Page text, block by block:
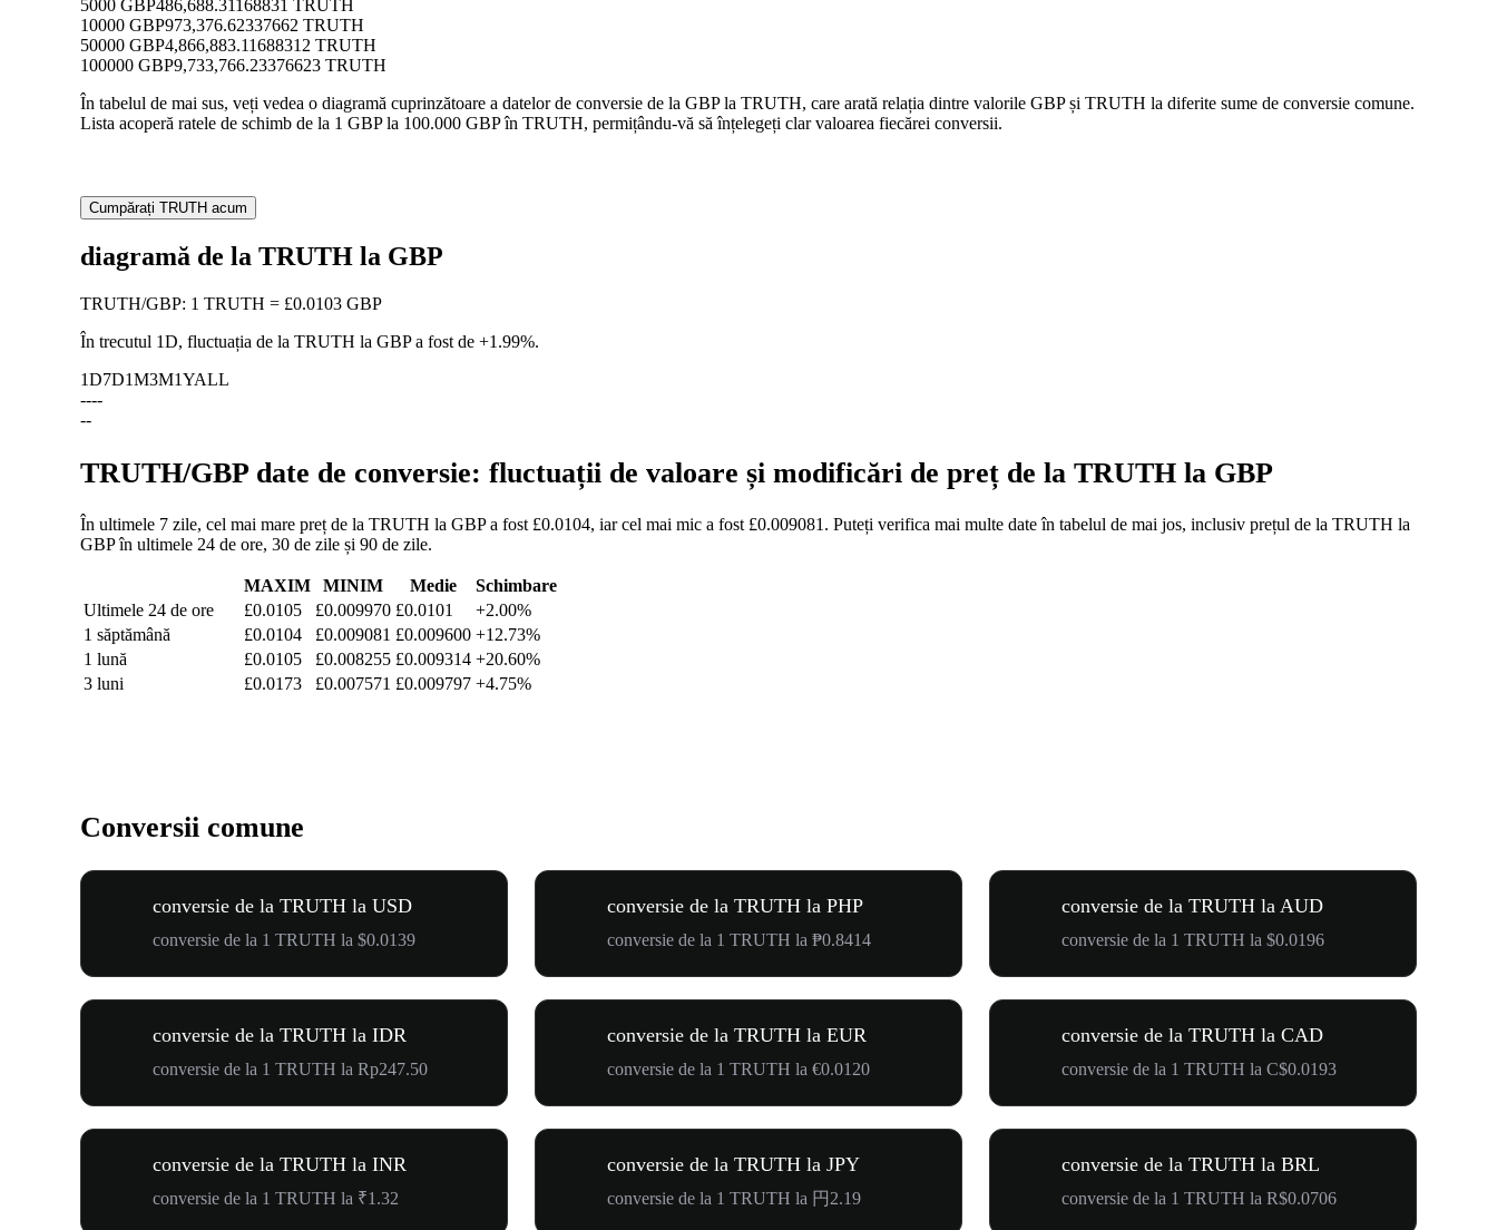
5000 GBP486,688.31168831 TRUTH
10000 GBP973,376.62337662 TRUTH
50000 GBP4,866,883.11688312 TRUTH
100000 GBP9,733,766.23376623 TRUTH
În tabelul de mai sus, veți vedea o diagramă cuprinzătoare a datelor de conversie de la GBP la TRUTH, care arată relația dintre valorile GBP și TRUTH la diferite sume de conversie comune.
Lista acoperă ratele de schimb de la 1 GBP la 100.000 GBP în TRUTH, permițându-vă să înțelegeți clar valoarea fiecărei conversii.
Cumpărați TRUTH acum
diagramă de la TRUTH la GBP
TRUTH/GBP: 1 TRUTH = £0.0103 GBP
În trecutul 1D, fluctuația de la TRUTH la GBP a fost de +1.99%.
1D7D1M3M1YALL
----
--
TRUTH/GBP date de conversie: fluctuații de valoare și modificări de preț de la TRUTH la GBP
În ultimele 7 zile, cel mai mare preț de la TRUTH la GBP a fost £0.0104, iar cel mai mic a fost £0.009081. Puteți verifica mai multe date în tabelul de mai jos, inclusiv prețul de la TRUTH la
GBP în ultimele 24 de ore, 30 de zile și 90 de zile.
MAXIM MINIM Medie
Schimbare
Ultimele 24 de ore
£0.0105 £0.009970 £0.0101
+2.00%
1 săptămână
£0.0104 £0.009081 £0.009600 +12.73%
1 lună
£0.0105 £0.008255 £0.009314 +20.60%
3 luni
£0.0173 £0.007571 £0.009797 +4.75%
Conversii comune
conversie de la TRUTH la USD
conversie de la 1 TRUTH la $0.0139
conversie de la TRUTH la PHP
conversie de la 1 TRUTH la ₱0.8414
conversie de la TRUTH la AUD
conversie de la 1 TRUTH la $0.0196
conversie de la TRUTH la IDR
conversie de la 1 TRUTH la Rp247.50
conversie de la TRUTH la EUR
conversie de la 1 TRUTH la €0.0120
conversie de la TRUTH la CAD
conversie de la 1 TRUTH la C$0.0193
conversie de la TRUTH la INR
conversie de la 1 TRUTH la ₹1.32
conversie de la TRUTH la JPY
conversie de la 1 TRUTH la 円2.19
conversie de la TRUTH la BRL
conversie de la 1 TRUTH la R$0.0706